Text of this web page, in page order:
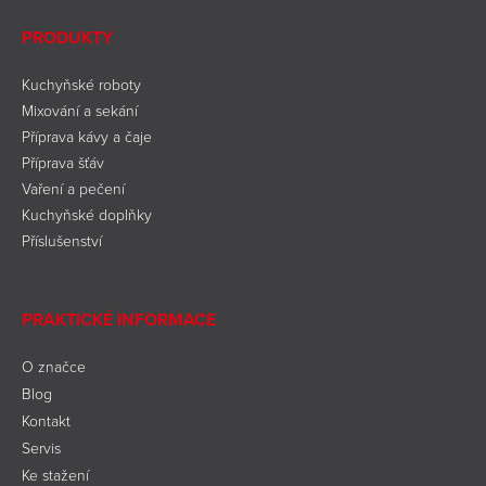
PRODUKTY
Kuchyňské roboty
Mixování a sekání
Příprava kávy a čaje
Příprava šťáv
Vaření a pečení
Kuchyňské doplňky
Příslušenství
PRAKTICKÉ INFORMACE
O značce
Blog
Kontakt
Servis
Ke stažení